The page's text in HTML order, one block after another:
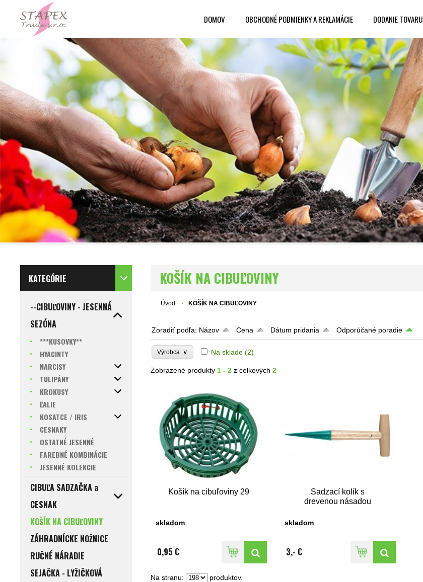
DOMOV OBCHODNÉ PODMIENKY A REKLAMÁCIE DODANIE TOVARU
KATEGÓRIE
--CIBUĽOVINY - JESENNÁ
SEZÓNA
***KUSOVKY**
HYACINTY
NARCISY
TULIPÁNY
KROKUSY
ĽALIE
KOSATCE / IRIS
CESNAKY
OSTATNÉ JESENNÉ
FAREBNÉ KOMBINÁCIE
JESENNÉ KOLEKCIE
CIBUĽA SADZAČKA a
CESNAK
KOŠÍK NA CIBUĽOVINY
ZÁHRADNÍCKE NOŽNICE
RUČNÉ NÁRADIE
SEJAČKA - LYŽIČKOVÁ
KOŠÍK NA CIBUĽOVINY
Úvod KOŠÍK NA CIBUĽOVINY
Zoradiť podľa: Názov Cena Dátum pridania Odporúčané poradie
Výrobca ∨ Na sklade (2)
Zobrazené produkty 1 - 2 z celkových2
Košík na cibuľoviny 29
skladom
0,95 €
Sadzací kolík s
drevenou násadou
skladom
3,- €
Na stranu: produktov.